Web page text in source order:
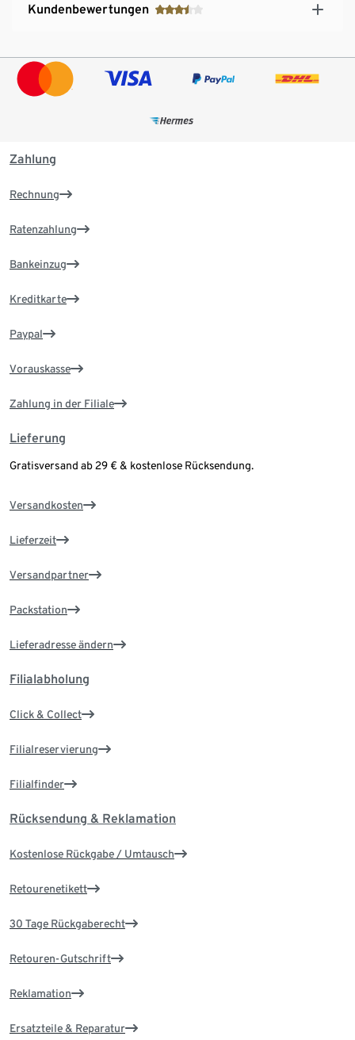
Kundenbewertungen
Zahlung
Rechnung
Ratenzahlung
Bankeinzug
Kreditkarte
Paypal
Vorauskasse
Zahlung in der Filiale
Lieferung
Gratisversand ab 29 € & kostenlose Rücksendung.
Versandkosten
Lieferzeit
Versandpartner
Packstation
Lieferadresse ändern
Filialabholung
Click & Collect
Filialreservierung
Filialfinder
Rücksendung & Reklamation
Kostenlose Rückgabe / Umtausch
Retourenetikett
30 Tage Rückgaberecht
Retouren-Gutschrift
Reklamation
Ersatzteile & Reparatur